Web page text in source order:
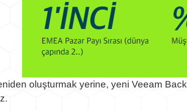
oluşturmak yerine, yeni Veeam